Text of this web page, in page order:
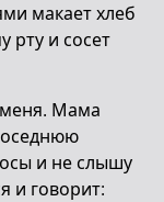
макает хлеб
рту и сосет
Мама
и не слышу
и говорит: